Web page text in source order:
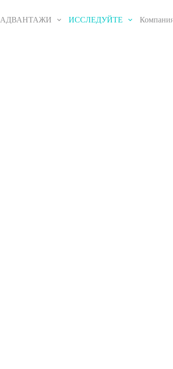
АДВАНТАЖИ ИССЛЕДУЙТЕ Компания